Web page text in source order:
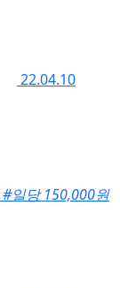
22.04.10
#일당 150,000원